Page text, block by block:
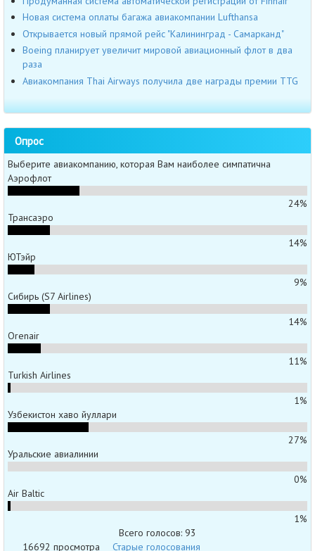
Новая система оплаты багажа авиакомпании Lufthansa
Открывается новый прямой рейс "Калининград - Самарканд"
Boeing планирует увеличит мировой авиационный флот в два
раза
Авиакомпания Thai Airways получила две награды премии TTG
Опрос
Выберите авиакомпанию, которая Вам наиболее симпатична
Аэрофлот
24%
Трансаэро
14%
ЮТэйр
9%
Сибирь (S7 Airlines)
14%
Orenair
11%
Turkish Airlines
1%
Узбекистон хаво йуллари
27%
Уральские авиалинии
0%
Air Baltic
1%
Всего голосов: 93
16692 просмотра
Старые голосования